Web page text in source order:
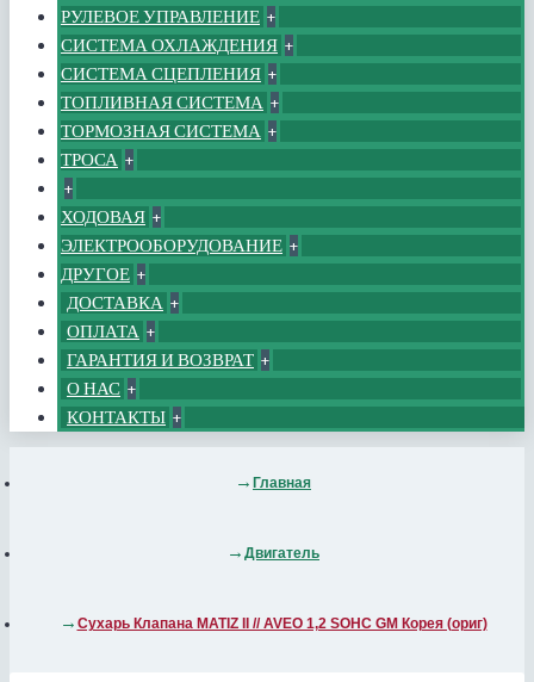
РУЛЕВОЕ УПРАВЛЕНИЕ +
СИСТЕМА ОХЛАЖДЕНИЯ +
СИСТЕМА СЦЕПЛЕНИЯ +
ТОПЛИВНАЯ СИСТЕМА +
ТОРМОЗНАЯ СИСТЕМА +
ТРОСА +
+
ХОДОВАЯ +
ЭЛЕКТРООБОРУДОВАНИЕ +
ДРУГОЕ +
ДОСТАВКА +
ОПЛАТА +
ГАРАНТИЯ И ВОЗВРАТ +
О НАС +
КОНТАКТЫ +
Главная
Двигатель
Сухарь Клапана MATIZ II // AVEO 1,2 SOHC GM Корея (ориг)